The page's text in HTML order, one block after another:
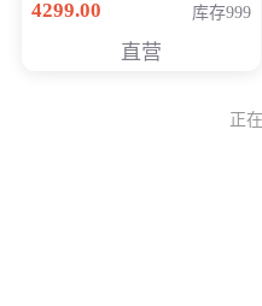
NV930-2G独
4299.00 库存999
直营
正